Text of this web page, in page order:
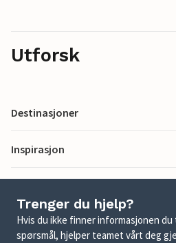
Utforsk
Destinasjoner
Inspirasjon
Trenger du hjelp?
Hvis du ikke finner informasjonen
spørsmål, hjelper teamet vårt deg